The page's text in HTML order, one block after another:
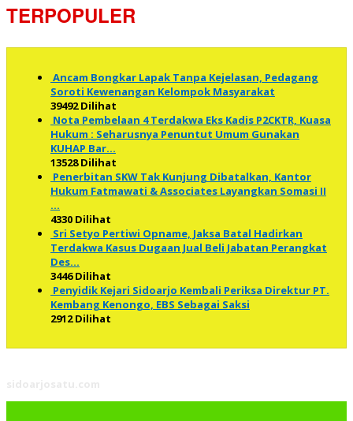
TERPOPULER
Ancam Bongkar Lapak Tanpa Kejelasan, Pedagang
Soroti Kewenangan Kelompok Masyarakat
39492 Dilihat
Nota Pembelaan 4 Terdakwa Eks Kadis P2CKTR, Kuasa
Hukum : Seharusnya Penuntut Umum Gunakan
KUHAP Bar…
13528 Dilihat
Penerbitan SKW Tak Kunjung Dibatalkan, Kantor
Hukum Fatmawati & Associates Layangkan Somasi II
…
4330 Dilihat
Sri Setyo Pertiwi Opname, Jaksa Batal Hadirkan
Terdakwa Kasus Dugaan Jual Beli Jabatan Perangkat
Des…
3446 Dilihat
Penyidik Kejari Sidoarjo Kembali Periksa Direktur PT.
Kembang Kenongo, EBS Sebagai Saksi
2912 Dilihat